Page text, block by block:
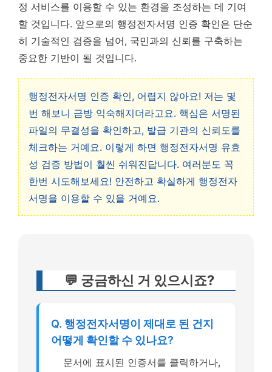
정 서비스를 이용할 수 있는 환경을 조성하는 데 기여
할 것입니다. 앞으로의 행정전자서명 인증 확인은 단순
히 기술적인 검증을 넘어, 국민과의 신뢰를 구축하는
중요한 기반이 될 것입니다.
행정전자서명 인증 확인, 어렵지 않아요! 저는 몇
번 해보니 금방 익숙해지더라고요. 핵심은 서명된
파일의 무결성을 확인하고, 발급 기관의 신뢰도를
체크하는 거예요. 이렇게 하면 행정전자서명 유효
성 검증 방법이 훨씬 쉬워진답니다. 여러분도 꼭
한번 시도해보세요! 안전하고 확실하게 행정전자
서명을 이용할 수 있을 거예요.
💬 궁금하신 거 있으시죠?
Q. 행정전자서명이 제대로 된 건지
어떻게 확인할 수 있나요?
문서에 표시된 인증서를 클릭하거나,